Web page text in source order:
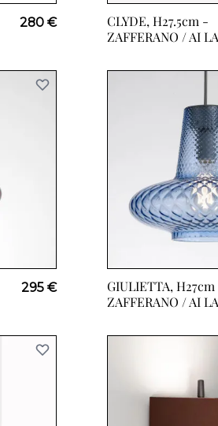
280 €
CLYDE, H27.5cm -
ZAFFERANO / AI
295 €
GIULIETTA,
ZAFFERANO / AI